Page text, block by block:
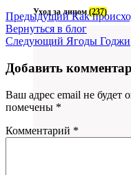
Уход за лицом (237)
Предыдущий Как
Вернуться в блог
Следующий Ягоды Годжи
Добавить
Ваш адрес email не будет
помечены *
Комментарий *